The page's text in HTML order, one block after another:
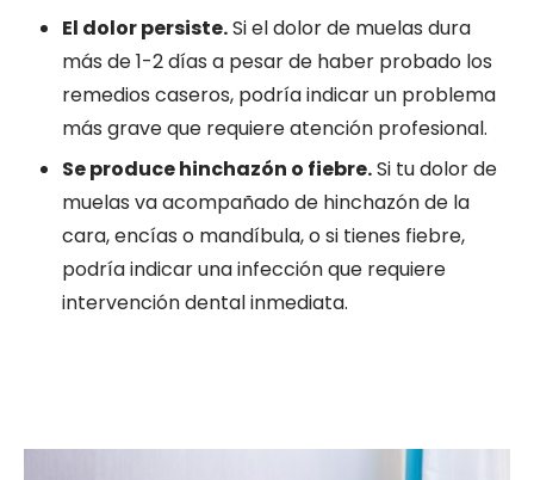
El dolor persiste.Si el dolor de muelas dura
más de 1-2 días a pesar de haber probado los
remedios caseros, podría indicar un problema
más grave que requiere atención profesional.
Se produce hinchazón o fiebre.Si tu dolor de
muelas va acompañado de hinchazón de la
cara, encías o mandíbula, o si tienes fiebre,
podría indicar una infección que requiere
intervención dental inmediata.